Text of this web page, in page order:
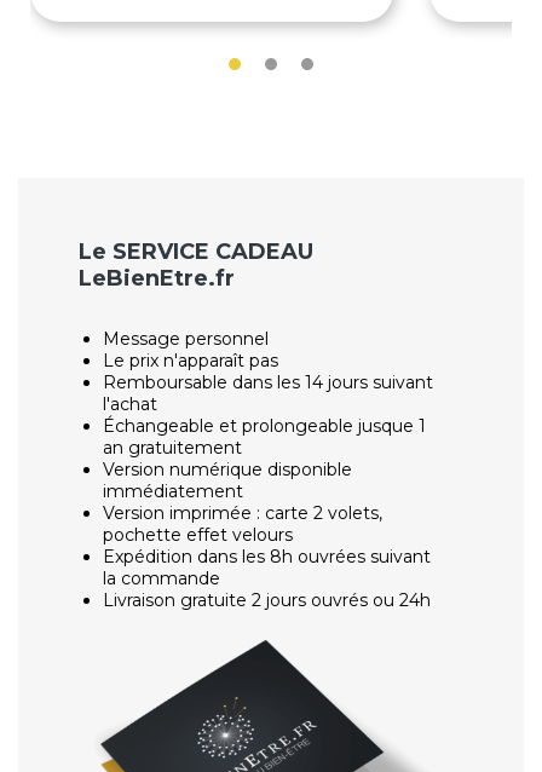
Le SERVICE CADEAU
LeBienEtre.fr
Message personnel
Le prix n'apparaît pas
Remboursable dans les 14 jours suivant
l'achat
Échangeable et prolongeable jusque 1
an gratuitement
Version numérique disponible
immédiatement
Version imprimée : carte 2 volets,
pochette effet velours
Expédition dans les 8h ouvrées suivant
la commande
Livraison gratuite 2 jours ouvrés ou 24h